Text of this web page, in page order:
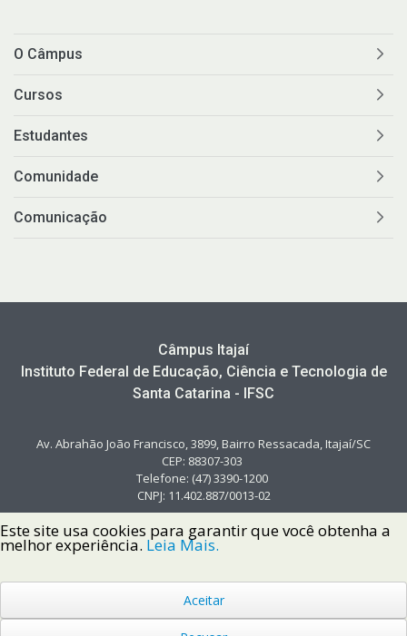
O Câmpus
Cursos
Estudantes
Comunidade
Comunicação
Câmpus Itajaí
Instituto Federal de Educação, Ciência e Tecnologia de
Santa Catarina - IFSC
Av. Abrahão João Francisco, 3899, Bairro Ressacada, Itajaí/SC
CEP: 88307-303
Telefone: (47) 3390-1200
CNPJ: 11.402.887/0013-02
Copyright © 2022 Instituto Federal de Santa Catarina IFSC
Todos os Direitos Reservados.
Este site usa cookies para garantir que você obtenha a
melhor experiência. Leia Mais.
Aceitar